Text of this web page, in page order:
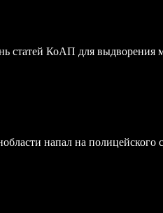
статей КоАП для выдворения
напал на